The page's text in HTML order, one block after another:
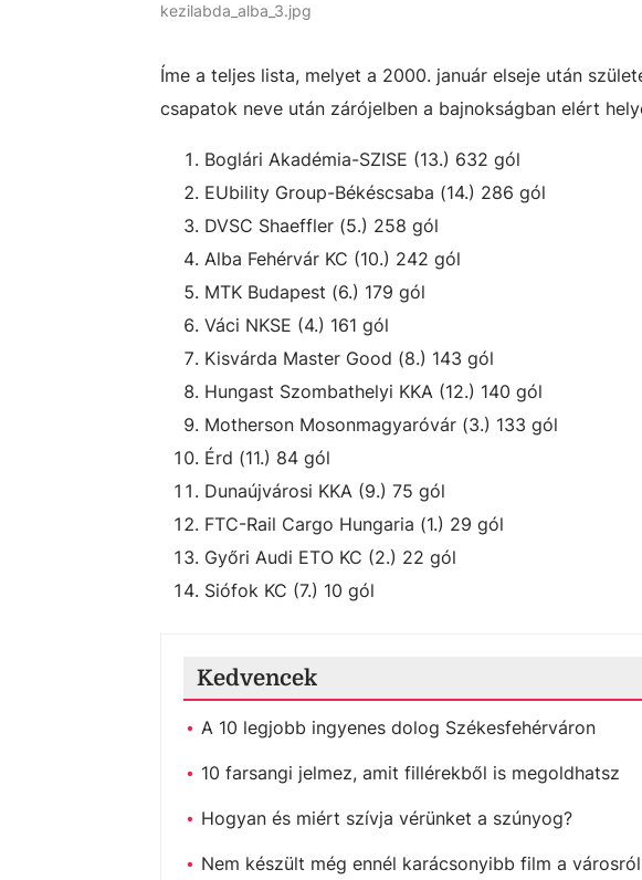
kezilabda_alba_3.jpg
Íme a teljes lista, melyet a 2000. január elseje után
csapatok neve után zárójelben a
Boglári Akadémia-SZISE (13.) 632 gól
EUbility Group-Békéscsaba (14.) 286 gól
DVSC Shaeffler (5.) 258 gól
Alba Fehérvár KC (10.) 242 gól
MTK Budapest (6.) 179 gól
Váci NKSE (4.) 161 gól
Kisvárda Master Good (8.) 143 gól
Hungast Szombathelyi KKA (12.) 140 gól
Motherson Mosonmagyaróvár (3.) 133 gól
Érd (11.) 84 gól
Dunaújvárosi KKA (9.) 75 gól
FTC-Rail Cargo Hungaria (1.) 29 gól
Győri Audi ETO KC (2.) 22 gól
Siófok KC (7.) 10 gól
Kedvencek
A 10 legjobb ingyenes dolog Székesfehérváron
10 farsangi jelmez, amit fillérekből is megoldhatsz
Hogyan és miért szívja vérünket a szúnyog?
Nem készült még ennél karácsonyibb film a